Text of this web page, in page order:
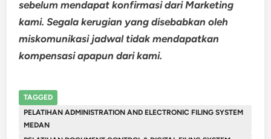
sebelum mendapat konfirmasi dari Marketing
kami. Segala kerugian yang disebabkan oleh
miskomunikasi jadwal tidak mendapatkan
kompensasi apapun dari kami.
TAGGED
PELATIHAN ADMINISTRATION AND ELECTRONIC FILING SYSTEM
MEDAN